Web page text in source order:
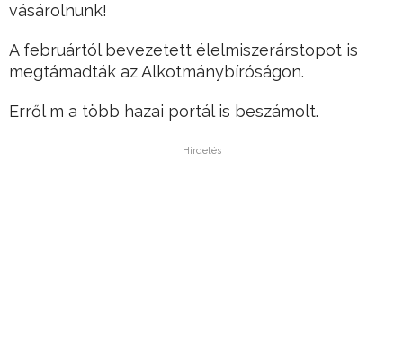
vásárolnunk!
A februártól bevezetett élelmiszerárstopot is
megtámadták az Alkotmánybíróságon.
Erről m a több hazai portál is beszámolt.
Hirdetés